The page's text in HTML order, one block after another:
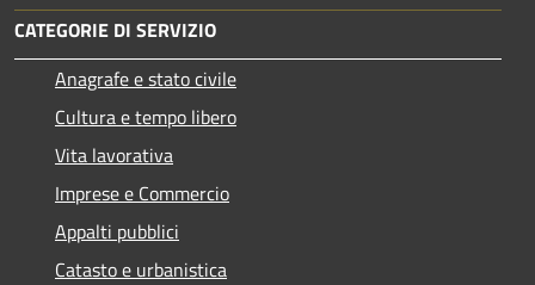
CATEGORIE DI SERVIZIO
Anagrafe e stato civile
Cultura e tempo libero
Vita lavorativa
Imprese e Commercio
Appalti pubblici
Catasto e urbanistica